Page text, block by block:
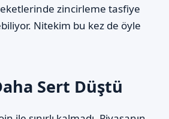
zincirleme tasfiye
Nitekim bu kez de öyle
Sert Düştü